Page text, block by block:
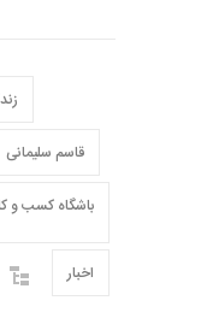
قاسم سلیمانی
باشگاه کسب و
اخبار